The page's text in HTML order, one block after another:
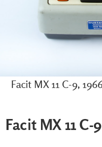
Facit MX 11 C-9,
Facit MX 11 C-9